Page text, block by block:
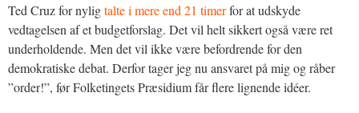
Ted Cruz for nyligtalte i mere end 21 timerfor at udskyde
vedtagelsen af et budgetforslag. Det vil helt sikkert også være ret
underholdende. Men det vil ikke være befordrende for den
demokratiske debat. Derfor tager jeg nu ansvaret på mig og råber
”order!”, før Folketingets Præsidium får flere lignende idéer.